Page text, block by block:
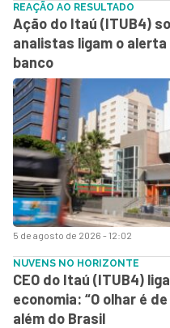
5 de agosto de 2026 - 12:02
REAÇÃO AO RESULTADO
Ação do Itaú (ITUB4)
analistas ligam o
banco
NUVENS NO HORIZONTE
CEO do Itaú (ITUB4)
economia: “O olhar é
além do Brasil